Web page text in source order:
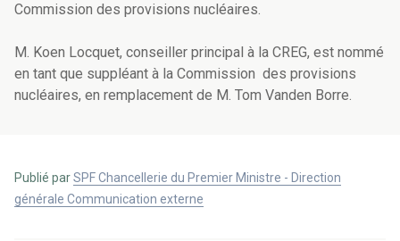
Commission des provisions nucléaires.
M. Koen Locquet, conseiller principal à la CREG, est nommé
en tant que suppléant à la Commission des provisions
nucléaires, en remplacement de M. Tom Vanden Borre.
Publié parSPF Chancellerie du Premier Ministre - Direction
générale Communication externe